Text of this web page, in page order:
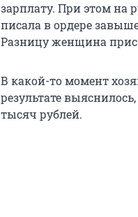
зарплату. При этом на
писала в ордере
Разницу женщина
В какой-то момент
результате
тысяч рублей.